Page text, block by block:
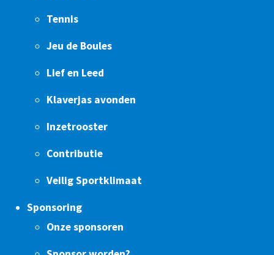
Tennis
Jeu de Boules
Lief en Leed
Klaverjas avonden
Inzetrooster
Contributie
Veilig Sportklimaat
Sponsoring
Onze sponsoren